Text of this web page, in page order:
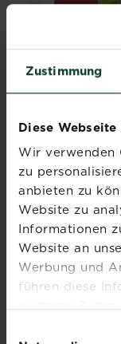
Zustimmung
Diese
Wir verwenden
zu
anbieten zu
Website zu
Informationen
Website an
Werbung und
führen diese
weiteren Daten
Substral®
Zur
NEU